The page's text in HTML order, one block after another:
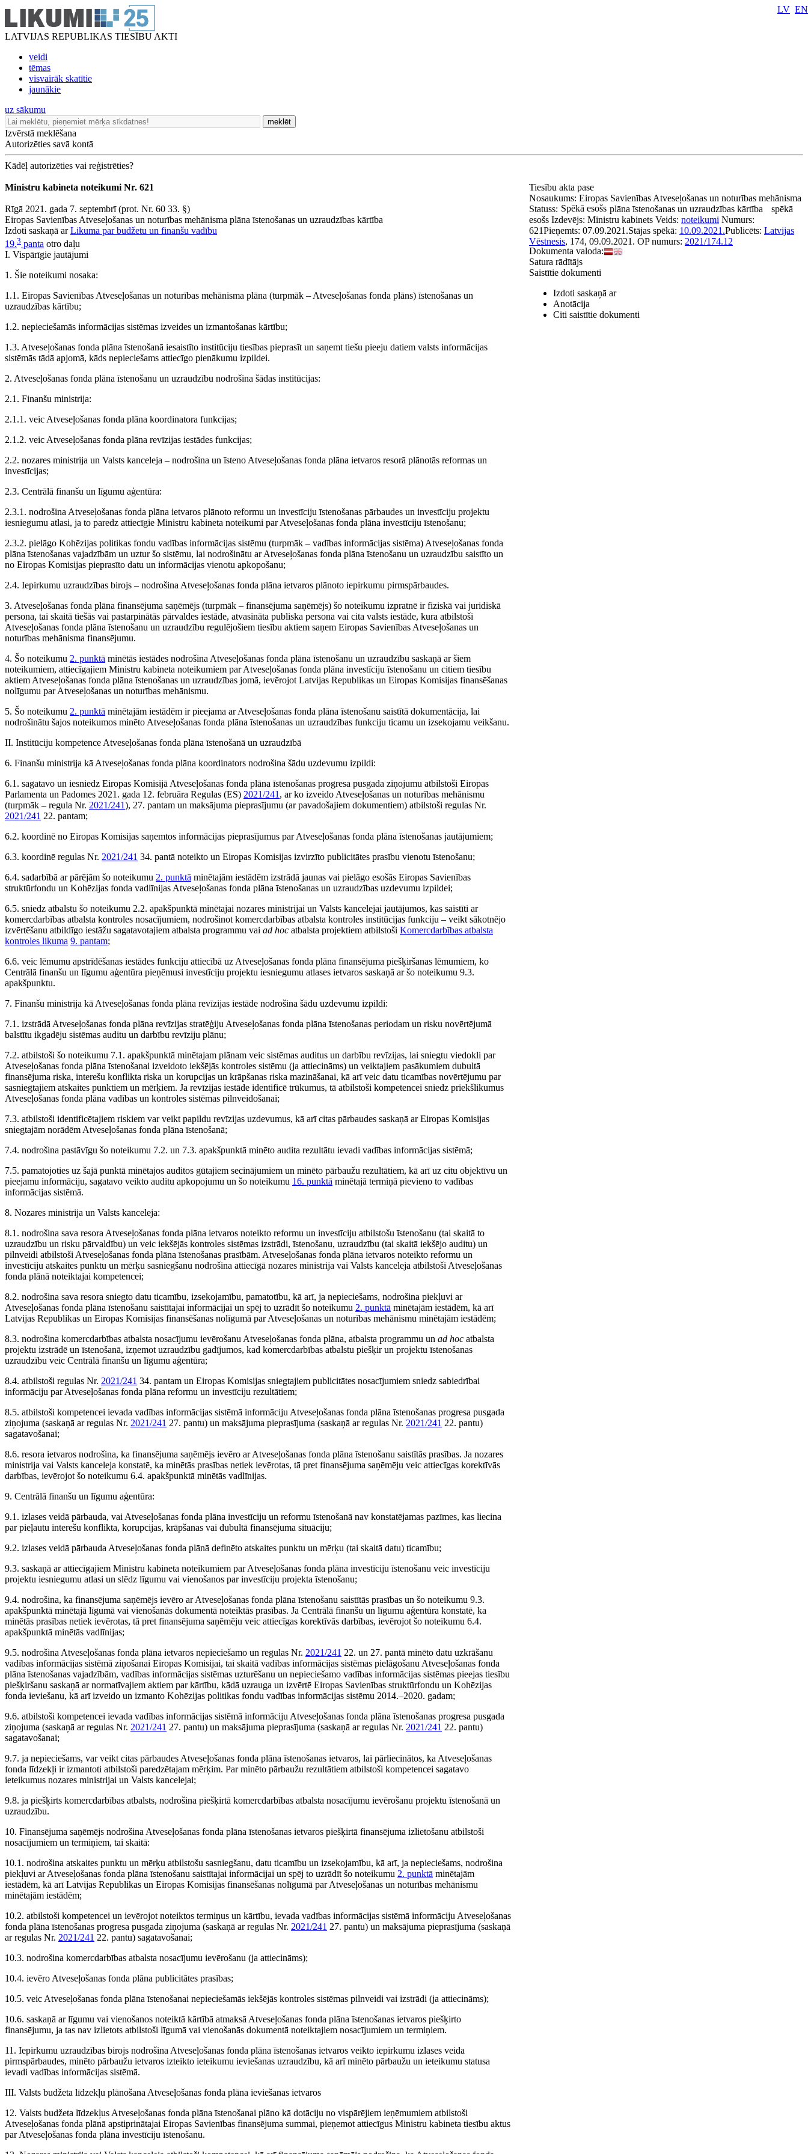
LATVIJAS REPUBLIKAS TIESĪBU AKTI
veidi
tēmas
visvairāk skatītie
jaunākie
LV EN
uz sākumu
meklēt
Izvērstā meklēšana
Autorizēties savā kontā
Kādēļ autorizēties vai reģistrēties?
Ministru kabineta noteikumi Nr. 621
Rīgā 2021. gada 7. septembrī (prot. Nr. 60 33. §)
Eiropas Savienības Atveseļošanas un noturības mehānisma plāna īstenošanas un uzraudzības kārtība
Izdoti saskaņā arLikuma par budžetu un finanšu vadību
19.3 panta otro daļu
I. Vispārīgie jautājumi
1. Šie noteikumi nosaka:
1.1. Eiropas Savienības Atveseļošanas un noturības mehānisma plāna (turpmāk – Atveseļošanas fonda plāns) īstenošanas un
uzraudzības kārtību;
1.2. nepieciešamās informācijas sistēmas izveides un izmantošanas kārtību;
1.3. Atveseļošanas fonda plāna īstenošanā iesaistīto institūciju tiesības pieprasīt un saņemt tiešu pieeju datiem valsts informācijas
sistēmās tādā apjomā, kāds nepieciešams attiecīgo pienākumu izpildei.
2. Atveseļošanas fonda plāna īstenošanu un uzraudzību nodrošina šādas institūcijas:
2.1. Finanšu ministrija:
2.1.1. veic Atveseļošanas fonda plāna koordinatora funkcijas;
2.1.2. veic Atveseļošanas fonda plāna revīzijas iestādes funkcijas;
2.2. nozares ministrija un Valsts kanceleja – nodrošina un īsteno Atveseļošanas fonda plāna ietvaros resorā plānotās reformas un
investīcijas;
2.3. Centrālā finanšu un līgumu aģentūra:
2.3.1. nodrošina Atveseļošanas fonda plāna ietvaros plānoto reformu un investīciju īstenošanas pārbaudes un investīciju projektu
iesniegumu atlasi, ja to paredz attiecīgie Ministru kabineta noteikumi par Atveseļošanas fonda plāna investīciju īstenošanu;
2.3.2. pielāgo Kohēzijas politikas fondu vadības informācijas sistēmu (turpmāk – vadības informācijas sistēma) Atveseļošanas fonda
plāna īstenošanas vajadzībām un uztur šo sistēmu, lai nodrošinātu ar Atveseļošanas fonda plāna īstenošanu un uzraudzību saistīto un
no Eiropas Komisijas pieprasīto datu un informācijas vienotu apkopošanu;
2.4. Iepirkumu uzraudzības birojs – nodrošina Atveseļošanas fonda plāna ietvaros plānoto iepirkumu pirmspārbaudes.
3. Atveseļošanas fonda plāna finansējuma saņēmējs (turpmāk – finansējuma saņēmējs) šo noteikumu izpratnē ir fiziskā vai juridiskā
persona, tai skaitā tiešās vai pastarpinātās pārvaldes iestāde, atvasināta publiska persona vai cita valsts iestāde, kura atbilstoši
Atveseļošanas fonda plāna īstenošanu un uzraudzību regulējošiem tiesību aktiem saņem Eiropas Savienības Atveseļošanas un
noturības mehānisma finansējumu.
4. Šo noteikumu 2. punktā minētās iestādes nodrošina Atveseļošanas fonda plāna īstenošanu un uzraudzību saskaņā ar šiem
noteikumiem, attiecīgajiem Ministru kabineta noteikumiem par Atveseļošanas fonda plāna investīciju īstenošanu un citiem tiesību
aktiem Atveseļošanas fonda plāna īstenošanas un uzraudzības jomā, ievērojot Latvijas Republikas un Eiropas Komisijas finansēšanas
nolīgumu par Atveseļošanas un noturības mehānismu.
5. Šo noteikumu 2. punktā minētajām iestādēm ir pieejama ar Atveseļošanas fonda plāna īstenošanu saistītā dokumentācija, lai
nodrošinātu šajos noteikumos minēto Atveseļošanas fonda plāna īstenošanas un uzraudzības funkciju ticamu un izsekojamu veikšanu.
II. Institūciju kompetence Atveseļošanas fonda plāna īstenošanā un uzraudzībā
6. Finanšu ministrija kā Atveseļošanas fonda plāna koordinators nodrošina šādu uzdevumu izpildi:
6.1. sagatavo un iesniedz Eiropas Komisijā Atveseļošanas fonda plāna īstenošanas progresa pusgada ziņojumu atbilstoši Eiropas
Parlamenta un Padomes 2021. gada 12. februāra Regulas (ES) 2021/241 , ar ko izveido Atveseļošanas un noturības mehānismu
(turpmāk – regula Nr. 2021/241), 27. pantam un maksājuma pieprasījumu (ar pavadošajiem dokumentiem) atbilstoši regulas Nr.
2021/241 22. pantam;
6.2. koordinē no Eiropas Komisijas saņemtos informācijas pieprasījumus par Atveseļošanas fonda plāna īstenošanas jautājumiem;
6.3. koordinē regulas Nr. 2021/241 34. pantā noteikto un Eiropas Komisijas izvirzīto publicitātes prasību vienotu īstenošanu;
6.4. sadarbībā ar pārējām šo noteikumu 2. punktā minētajām iestādēm izstrādā jaunas vai pielāgo esošās Eiropas Savienības
struktūrfondu un Kohēzijas fonda vadlīnijas Atveseļošanas fonda plāna īstenošanas un uzraudzības uzdevumu izpildei;
6.5. sniedz atbalstu šo noteikumu 2.2. apakšpunktā minētajai nozares ministrijai un Valsts kancelejai jautājumos, kas saistīti ar
komercdarbības atbalsta kontroles nosacījumiem, nodrošinot komercdarbības atbalsta kontroles institūcijas funkciju – veikt sākotnējo
izvērtēšanu atbildīgo iestāžu sagatavotajiem atbalsta programmu vai ad hoc atbalsta projektiem atbilstoši Komercdarbības atbalsta
kontroles likuma 9. pantam;
6.6. veic lēmumu apstrīdēšanas iestādes funkciju attiecībā uz Atveseļošanas fonda plāna finansējuma piešķiršanas lēmumiem, ko
Centrālā finanšu un līgumu aģentūra pieņēmusi investīciju projektu iesniegumu atlases ietvaros saskaņā ar šo noteikumu 9.3.
apakšpunktu.
7. Finanšu ministrija kā Atveseļošanas fonda plāna revīzijas iestāde nodrošina šādu uzdevumu izpildi:
7.1. izstrādā Atveseļošanas fonda plāna revīzijas stratēģiju Atveseļošanas fonda plāna īstenošanas periodam un risku novērtējumā
balstītu ikgadēju sistēmas auditu un darbību revīziju plānu;
7.2. atbilstoši šo noteikumu 7.1. apakšpunktā minētajam plānam veic sistēmas auditus un darbību revīzijas, lai sniegtu viedokli par
Atveseļošanas fonda plāna īstenošanai izveidoto iekšējās kontroles sistēmu (ja attiecināms) un veiktajiem pasākumiem dubultā
finansējuma riska, interešu konflikta riska un korupcijas un krāpšanas riska mazināšanai, kā arī veic datu ticamības novērtējumu par
sasniegtajiem atskaites punktiem un mērķiem. Ja revīzijas iestāde identificē trūkumus, tā atbilstoši kompetencei sniedz priekšlikumus
Atveseļošanas fonda plāna vadības un kontroles sistēmas pilnveidošanai;
7.3. atbilstoši identificētajiem riskiem var veikt papildu revīzijas uzdevumus, kā arī citas pārbaudes saskaņā ar Eiropas Komisijas
sniegtajām norādēm Atveseļošanas fonda plāna īstenošanā;
7.4. nodrošina pastāvīgu šo noteikumu 7.2. un 7.3. apakšpunktā minēto audita rezultātu ievadi vadības informācijas sistēmā;
7.5. pamatojoties uz šajā punktā minētajos auditos gūtajiem secinājumiem un minēto pārbaužu rezultātiem, kā arī uz citu objektīvu un
pieejamu informāciju, sagatavo veikto auditu apkopojumu un šo noteikumu 16. punktā minētajā termiņā pievieno to vadības
informācijas sistēmā.
8. Nozares ministrija un Valsts kanceleja:
8.1. nodrošina sava resora Atveseļošanas fonda plāna ietvaros noteikto reformu un investīciju atbilstošu īstenošanu (tai skaitā to
uzraudzību un risku pārvaldību) un veic iekšējās kontroles sistēmas izstrādi, īstenošanu, uzraudzību (tai skaitā iekšējo auditu) un
pilnveidi atbilstoši Atveseļošanas fonda plāna īstenošanas prasībām. Atveseļošanas fonda plāna ietvaros noteikto reformu un
investīciju atskaites punktu un mērķu sasniegšanu nodrošina attiecīgā nozares ministrija vai Valsts kanceleja atbilstoši Atveseļošanas
fonda plānā noteiktajai kompetencei;
8.2. nodrošina sava resora sniegto datu ticamību, izsekojamību, pamatotību, kā arī, ja nepieciešams, nodrošina piekļuvi ar
Atveseļošanas fonda plāna īstenošanu saistītajai informācijai un spēj to uzrādīt šo noteikumu 2. punktā minētajām iestādēm, kā arī
Latvijas Republikas un Eiropas Komisijas finansēšanas nolīgumā par Atveseļošanas un noturības mehānismu minētajām iestādēm;
8.3. nodrošina komercdarbības atbalsta nosacījumu ievērošanu Atveseļošanas fonda plāna, atbalsta programmu un ad hoc atbalsta
projektu izstrādē un īstenošanā, izņemot uzraudzību gadījumos, kad komercdarbības atbalstu piešķir un projektu īstenošanas
uzraudzību veic Centrālā finanšu un līgumu aģentūra;
8.4. atbilstoši regulas Nr. 2021/241 34. pantam un Eiropas Komisijas sniegtajiem publicitātes nosacījumiem sniedz sabiedrībai
informāciju par Atveseļošanas fonda plāna reformu un investīciju rezultātiem;
8.5. atbilstoši kompetencei ievada vadības informācijas sistēmā informāciju Atveseļošanas fonda plāna īstenošanas progresa pusgada
ziņojuma (saskaņā ar regulas Nr. 2021/241 27. pantu) un maksājuma pieprasījuma (saskaņā ar regulas Nr. 2021/241 22. pantu)
sagatavošanai;
8.6. resora ietvaros nodrošina, ka finansējuma saņēmējs ievēro ar Atveseļošanas fonda plāna īstenošanu saistītās prasības. Ja nozares
ministrija vai Valsts kanceleja konstatē, ka minētās prasības netiek ievērotas, tā pret finansējuma saņēmēju veic attiecīgas korektīvās
darbības, ievērojot šo noteikumu 6.4. apakšpunktā minētās vadlīnijas.
9. Centrālā finanšu un līgumu aģentūra:
9.1. izlases veidā pārbauda, vai Atveseļošanas fonda plāna investīciju un reformu īstenošanā nav konstatējamas pazīmes, kas liecina
par pieļautu interešu konflikta, korupcijas, krāpšanas vai dubultā finansējuma situāciju;
9.2. izlases veidā pārbauda Atveseļošanas fonda plānā definēto atskaites punktu un mērķu (tai skaitā datu) ticamību;
9.3. saskaņā ar attiecīgajiem Ministru kabineta noteikumiem par Atveseļošanas fonda plāna investīciju īstenošanu veic investīciju
projektu iesniegumu atlasi un slēdz līgumu vai vienošanos par investīciju projekta īstenošanu;
9.4. nodrošina, ka finansējuma saņēmējs ievēro ar Atveseļošanas fonda plāna īstenošanu saistītās prasības un šo noteikumu 9.3.
apakšpunktā minētajā līgumā vai vienošanās dokumentā noteiktās prasības. Ja Centrālā finanšu un līgumu aģentūra konstatē, ka
minētās prasības netiek ievērotas, tā pret finansējuma saņēmēju veic attiecīgas korektīvās darbības, ievērojot šo noteikumu 6.4.
apakšpunktā minētās vadlīnijas;
9.5. nodrošina Atveseļošanas fonda plāna ietvaros nepieciešamo un regulas Nr. 2021/241 22. un 27. pantā minēto datu uzkrāšanu
vadības informācijas sistēmā ziņošanai Eiropas Komisijai, tai skaitā vadības informācijas sistēmas pielāgošanu Atveseļošanas fonda
plāna īstenošanas vajadzībām, vadības informācijas sistēmas uzturēšanu un nepieciešamo vadības informācijas sistēmas pieejas tiesību
piešķiršanu saskaņā ar normatīvajiem aktiem par kārtību, kādā uzrauga un izvērtē Eiropas Savienības struktūrfondu un Kohēzijas
fonda ieviešanu, kā arī izveido un izmanto Kohēzijas politikas fondu vadības informācijas sistēmu 2014.–2020. gadam;
9.6. atbilstoši kompetencei ievada vadības informācijas sistēmā informāciju Atveseļošanas fonda plāna īstenošanas progresa pusgada
ziņojuma (saskaņā ar regulas Nr. 2021/241 27. pantu) un maksājuma pieprasījuma (saskaņā ar regulas Nr. 2021/241 22. pantu)
sagatavošanai;
9.7. ja nepieciešams, var veikt citas pārbaudes Atveseļošanas fonda plāna īstenošanas ietvaros, lai pārliecinātos, ka Atveseļošanas
fonda līdzekļi ir izmantoti atbilstoši paredzētajam mērķim. Par minēto pārbaužu rezultātiem atbilstoši kompetencei sagatavo
ieteikumus nozares ministrijai un Valsts kancelejai;
9.8. ja piešķirts komercdarbības atbalsts, nodrošina piešķirtā komercdarbības atbalsta nosacījumu ievērošanu projektu īstenošanā un
uzraudzību.
10. Finansējuma saņēmējs nodrošina Atveseļošanas fonda plāna īstenošanas ietvaros piešķirtā finansējuma izlietošanu atbilstoši
nosacījumiem un termiņiem, tai skaitā:
10.1. nodrošina atskaites punktu un mērķu atbilstošu sasniegšanu, datu ticamību un izsekojamību, kā arī, ja nepieciešams, nodrošina
piekļuvi ar Atveseļošanas fonda plāna īstenošanu saistītajai informācijai un spēj to uzrādīt šo noteikumu 2. punktā minētajām
iestādēm, kā arī Latvijas Republikas un Eiropas Komisijas finansēšanas nolīgumā par Atveseļošanas un noturības mehānismu
minētajām iestādēm;
10.2. atbilstoši kompetencei un ievērojot noteiktos termiņus un kārtību, ievada vadības informācijas sistēmā informāciju Atveseļošanas
fonda plāna īstenošanas progresa pusgada ziņojuma (saskaņā ar regulas Nr. 2021/241 27. pantu) un maksājuma pieprasījuma (saskaņā
ar regulas Nr. 2021/241 22. pantu) sagatavošanai;
10.3. nodrošina komercdarbības atbalsta nosacījumu ievērošanu (ja attiecināms);
10.4. ievēro Atveseļošanas fonda plāna publicitātes prasības;
10.5. veic Atveseļošanas fonda plāna īstenošanai nepieciešamās iekšējās kontroles sistēmas pilnveidi vai izstrādi (ja attiecināms);
10.6. saskaņā ar līgumu vai vienošanos noteiktā kārtībā atmaksā Atveseļošanas fonda plāna īstenošanas ietvaros piešķirto
finansējumu, ja tas nav izlietots atbilstoši līgumā vai vienošanās dokumentā noteiktajiem nosacījumiem un termiņiem.
11. Iepirkumu uzraudzības birojs nodrošina Atveseļošanas fonda plāna īstenošanas ietvaros veikto iepirkumu izlases veida
pirmspārbaudes, minēto pārbaužu ietvaros izteikto ieteikumu ieviešanas uzraudzību, kā arī minēto pārbaužu un ieteikumu statusa
ievadi vadības informācijas sistēmā.
III. Valsts budžeta līdzekļu plānošana Atveseļošanas fonda plāna ieviešanas ietvaros
12. Valsts budžeta līdzekļus Atveseļošanas fonda plāna īstenošanai plāno kā dotāciju no vispārējiem ieņēmumiem atbilstoši
Atveseļošanas fonda plānā apstiprinātajai Eiropas Savienības finansējuma summai, pieņemot attiecīgus Ministru kabineta tiesību aktus
par Atveseļošanas fonda plāna investīciju īstenošanu.
Tiesību akta pase
Nosaukums: Eiropas Savienības Atveseļošanas un noturības mehānisma
plāna īstenošanas un uzraudzības kārtība
Statuss: Spēkā esošs
spēkā
esošs Izdevējs: Ministru kabinets Veids: noteikumi Numurs:
621Pieņemts: 07.09.2021.Stājas spēkā: 10.09.2021.Publicēts: Latvijas
Vēstnesis, 174, 09.09.2021. OP numurs: 2021/174.12
Dokumenta valoda:
Satura rādītājs
Saistītie dokumenti
Izdoti saskaņā ar
Anotācija
Citi saistītie dokumenti